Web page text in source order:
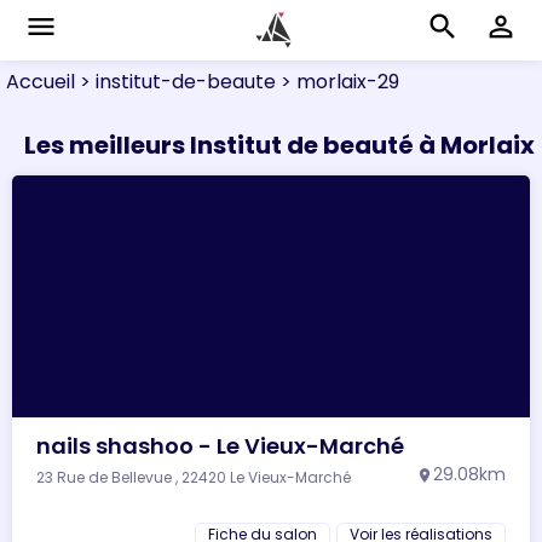
menu search perm_identity
Accueil > institut-de-beaute > morlaix-29
Les meilleurs Institut de beauté à Morlaix
nails shashoo - Le Vieux-Marché
23 Rue de Bellevue , 22420 Le Vieux-Marché location_on 29.08km
Fiche du salon Voir les réalisations